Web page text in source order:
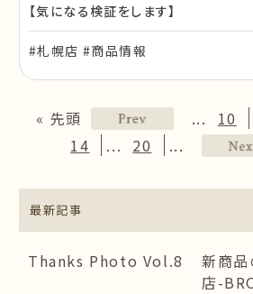
【気になる検証をします】
#札幌店 #商品情報
« 先頭 ... 10
14
... 20 ...
最新記事
Thanks Photo Vol.8
新商品
店-